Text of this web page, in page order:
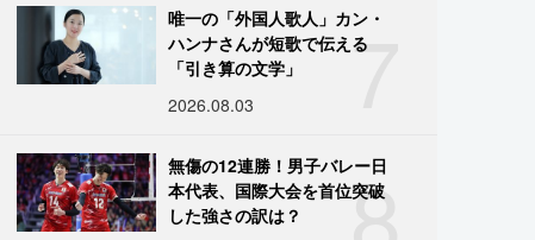
7
唯一の「外国人歌人」カン・
ハンナさんが短歌で伝える
「引き算の文学」
2026.08.03
無傷の12連勝！男子バレー日
本代表、国際大会を首位突破
した強さの訳は？